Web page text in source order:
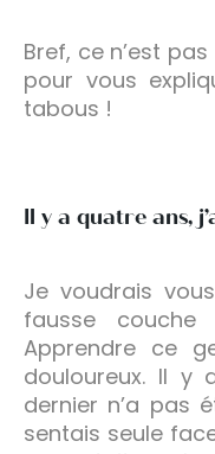
Bref, ce n’est
pour vous
tabous !
Il y a quatre ans,
Je voudrais
fausse couche
Apprendre ce
douloureux. Il y
dernier n’a pas
sentais seule